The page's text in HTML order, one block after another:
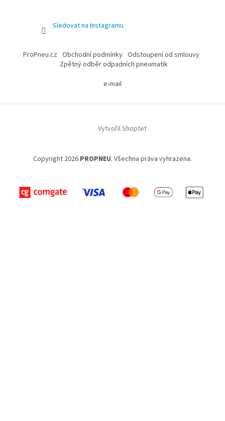
Sledovat na Instagramu
ProPneu.cz Obchodní podmínky Odstoupení od smlouvy
Zpětný odběr odpadních pneumatik
e-mail
Vytvořil Shoptet
Copyright 2026 PROPNEU. Všechna práva vyhrazena.